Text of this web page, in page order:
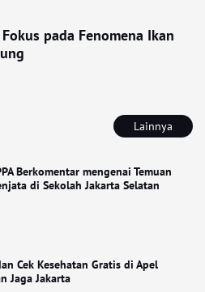
Lainnya
Berkomentar mengenai Temuan
di Sekolah Jakarta Selatan
Cek Kesehatan Gratis di Apel
Jaga Jakarta
pada Fenomena Ikan